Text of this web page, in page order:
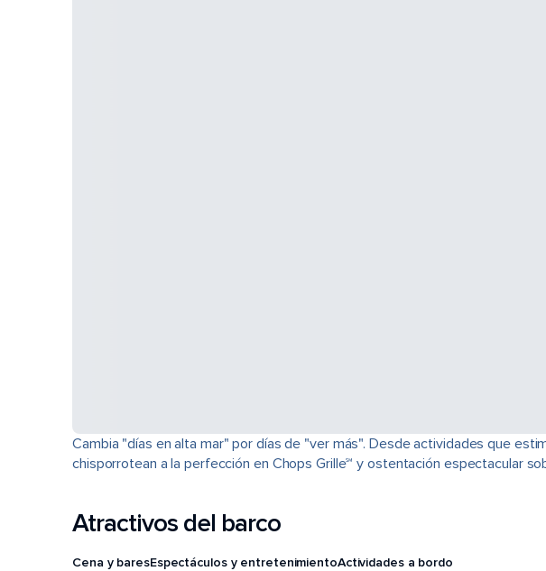
Cambia "días en alta mar" por días de "ver más". Desde actividades que
chisporrotean a la perfección en Chops Grille℠ y ostentación espectacular
Atractivos del barco
Cena y baresEspectáculos y entretenimientoActividades a bordo